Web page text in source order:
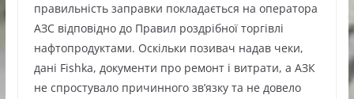
правильність заправки покладається на оператора
АЗС відповідно до Правил роздрібної торгівлі
нафтопродуктами. Оскільки позивач надав чеки,
дані Fishka, документи про ремонт і витрати, а АЗК
не спростувало причинного зв’язку та не довело